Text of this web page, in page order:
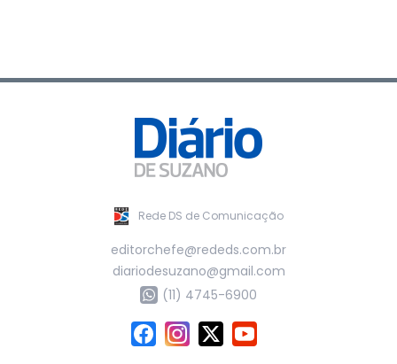
Rede DS de Comunicação
editorchefe@rededs.com.br
diariodesuzano@gmail.com
(11) 4745-6900